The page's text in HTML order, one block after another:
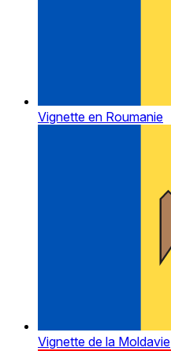
Vignette en Roumanie
Vignette de la Moldavie